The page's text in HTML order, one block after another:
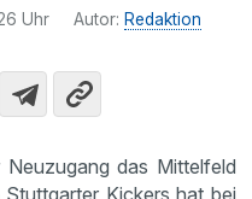
Uhr Autor: Redaktion
das Mittel­feld
Kickers hat bei